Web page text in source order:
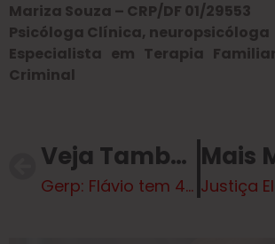
Mariza Souza – CRP/DF 01/29553
Psicóloga Clínica, neuropsicóloga
Especialista em Terapia
Criminal
Veja Também
Gerp: Flávio tem 45% contra 42% de Lula no 2º turno das eleições